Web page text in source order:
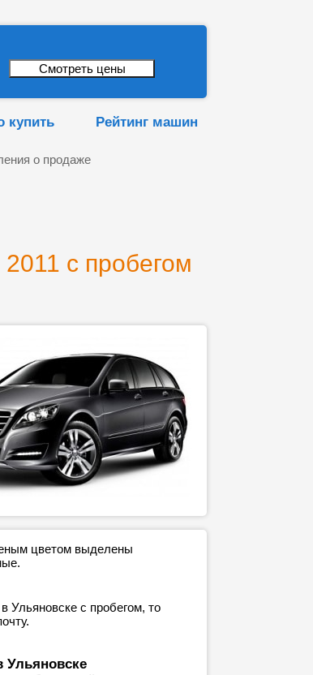
купить Рейтинг машин
о продаже
с пробегом
цветом выделены
Ульяновске с пробегом, то
Ульяновске